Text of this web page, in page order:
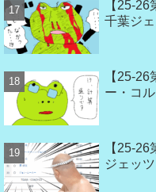
【25-
千葉ジ
【25-
ー・コ
【25-
ジェッ